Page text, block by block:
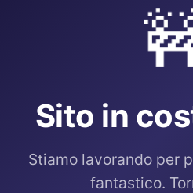
Sito in
Stiamo lavorando per
fantastico.